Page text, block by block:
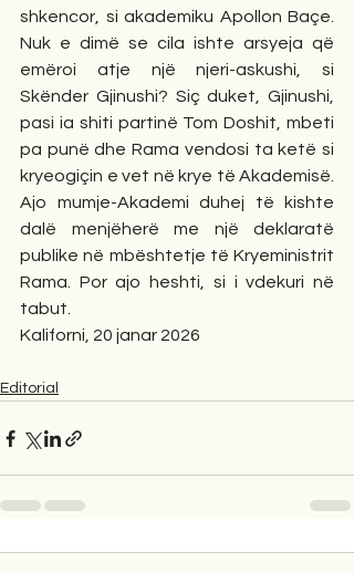
shkencor, si akademiku Apollon Baçe.
Nuk e dimë se cila ishte arsyeja që
emëroi atje një njeri-askushi, si
Skënder Gjinushi? Siç duket, Gjinushi,
pasi ia shiti partinë Tom Doshit, mbeti
pa punë dhe Rama vendosi ta ketë si
kryeogiçin e vet në krye të Akademisë.
Ajo mumje-Akademi duhej të kishte
dalë menjëherë me një deklaratë
publike në mbështetje të Kryeministrit
Rama. Por ajo heshti, si i vdekuri në
tabut.
Kaliforni, 20 janar 2026
Editorial